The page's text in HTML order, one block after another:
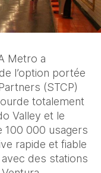
Metro a
l’option portée
(STCP)
totalement
Valley et le
100 000 usagers
rapide et fiable
des stations